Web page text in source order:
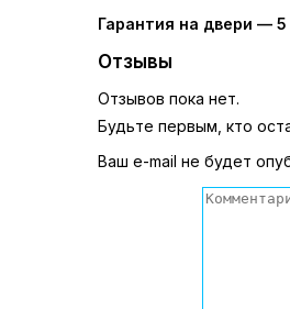
Гарантия на двери — 5
Отзывы
Отзывов пока нет.
Будьте первым, кто
Ваш e-mail не будет